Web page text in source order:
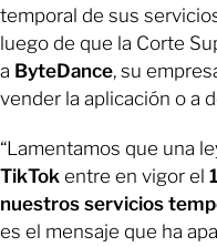
temporal de sus
luego de que la Corte
a ByteDance, su
vender la aplicación o a
“Lamentamos que una
TikTok entre en vigor el
nuestros servicios
es el mensaje que ha